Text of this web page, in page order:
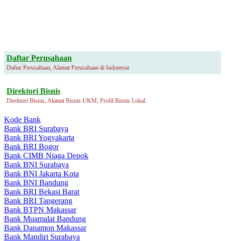
Daftar Perusahaan
Daftar Perusahaan, Alamat Perusahaan di Indonesia
Direktori Bisnis
Direktori Bisnis, Alamat Bisnis UKM, Profil Bisnis Lokal.
Kode Bank
Bank BRI Surabaya
Bank BRI Yogyakarta
Bank BRI Bogor
Bank CIMB Niaga Depok
Bank BNI Surabaya
Bank BNI Jakarta Kota
Bank BNI Bandung
Bank BRI Bekasi Barat
Bank BRI Tangerang
Bank BTPN Makassar
Bank Muamalat Bandung
Bank Danamon Makassar
Bank Mandiri Surabaya